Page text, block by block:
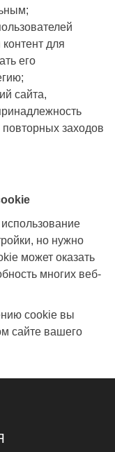
для
его
сайта,
повторных заходов
но нужно
может оказать
многих веб-
cookie вы
сайте вашего